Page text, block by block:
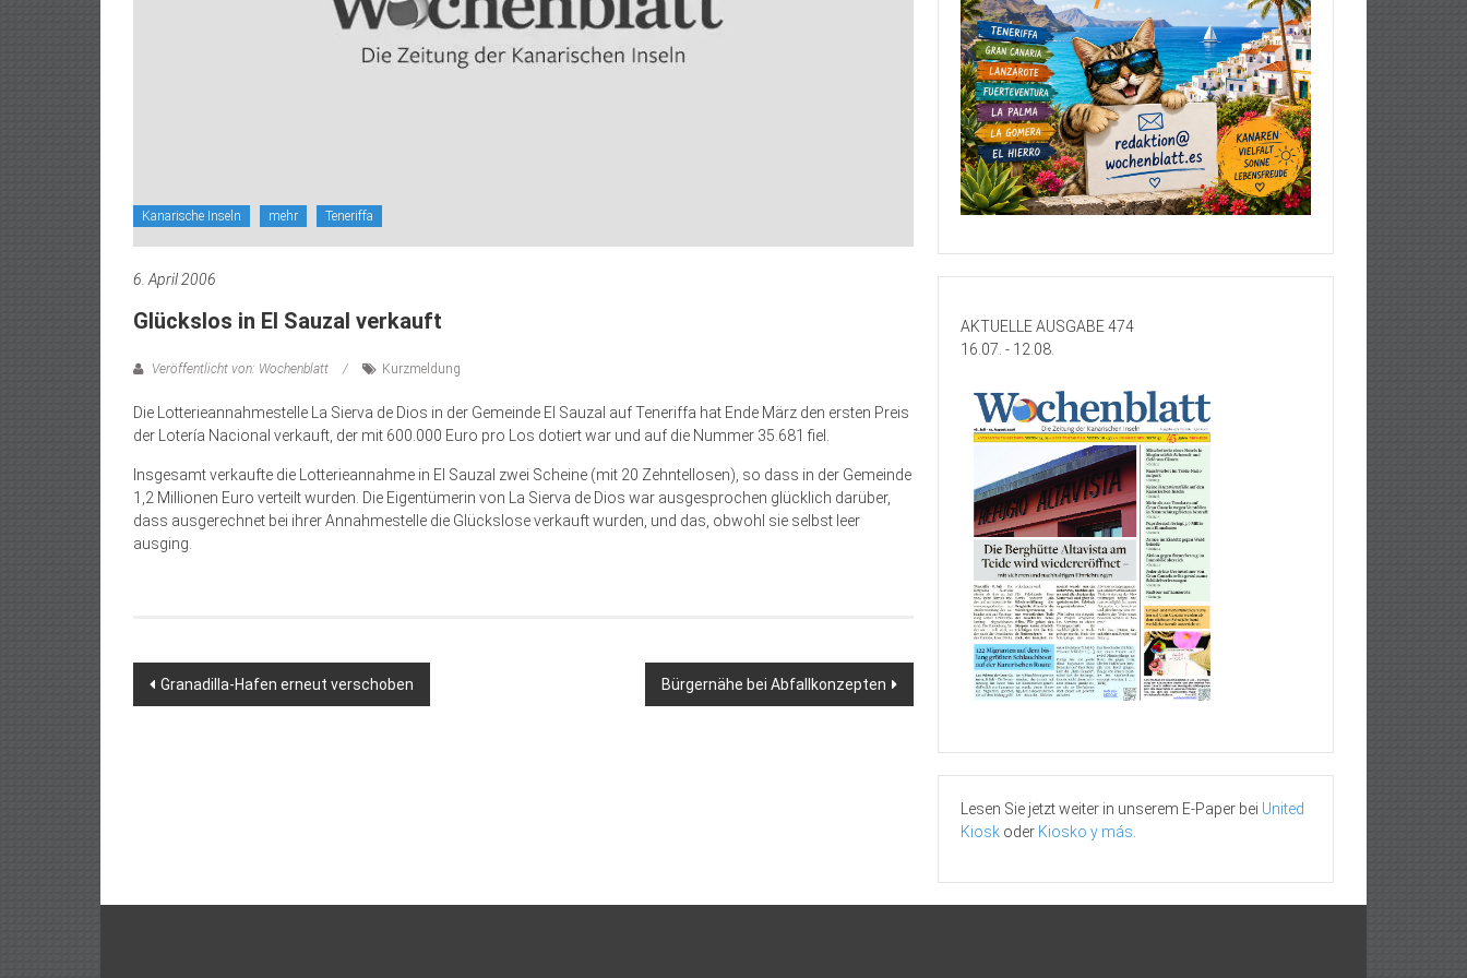
Kanarische Inseln mehr Teneriffa
6. April 2006
Glückslos in El Sauzal verkauft
Veröffentlicht von: Wochenblatt Kurzmeldung
Die Lotterieannahmestelle La Sierva de Dios in der Gemeinde El Sauzal auf Teneriffa hat Ende März den ersten Preis
der Lotería Nacional verkauft, der mit 600.000 Euro pro Los dotiert war und auf die Nummer 35.681 fiel.
Insgesamt verkaufte die Lotterieannahme in El Sauzal zwei Scheine (mit 20 Zehntellosen), so dass in der Gemeinde
1,2 Millionen Euro verteilt wurden. Die Eigentümerin von La Sierva de Dios war ausgesprochen glücklich darüber,
dass ausgerechnet bei ihrer Annahmestelle die Glückslose verkauft wurden, und das, obwohl sie selbst leer
ausging.
Beitragsnavigation
Granadilla-Hafen erneut verschoben Bürgernähe bei Abfallkonzepten
AKTUELLE AUSGABE 474
16.07. - 12.08.
Lesen Sie jetzt weiter in unserem E-Paper bei United
Kiosk oder Kiosko y más